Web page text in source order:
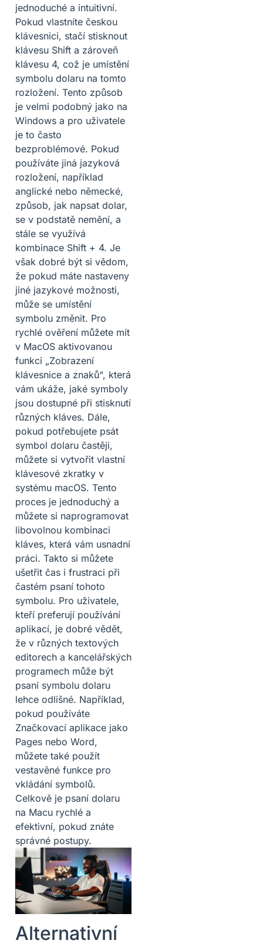
jednoduché a intuitivní.
Pokud vlastníte českou
klávesnici, stačí stisknout
klávesu Shift a zároveň
klávesu 4, což je umístění
symbolu dolaru na tomto
rozložení. Tento způsob
je velmi podobný jako na
Windows a pro uživatele
je to často
bezproblémové. Pokud
používáte jiná jazyková
rozložení, například
anglické nebo německé,
způsob, jak napsat dolar,
se v podstatě nemění, a
stále se využívá
kombinace Shift + 4. Je
však dobré být si vědom,
že pokud máte nastaveny
jiné jazykové možnosti,
může se umístění
symbolu změnit. Pro
rychlé ověření můžete mít
v MacOS aktivovanou
funkci „Zobrazení
klávesnice a znaků“, která
vám ukáže, jaké symboly
jsou dostupné při stisknutí
různých kláves. Dále,
pokud potřebujete psát
symbol dolaru častěji,
můžete si vytvořit vlastní
klávesové zkratky v
systému macOS. Tento
proces je jednoduchý a
můžete si naprogramovat
libovolnou kombinaci
kláves, která vám usnadní
práci. Takto si můžete
ušetřit čas i frustraci při
častém psaní tohoto
symbolu. Pro uživatele,
kteří preferují používání
aplikací, je dobré vědět,
že v různých textových
editorech a kancelářských
programech může být
psaní symbolu dolaru
lehce odlišné. Například,
pokud používáte
Značkovací aplikace jako
Pages nebo Word,
můžete také použít
vestavěné funkce pro
vkládání symbolů.
Celkově je psaní dolaru
na Macu rychlé a
efektivní, pokud znáte
správné postupy.
Alternativní